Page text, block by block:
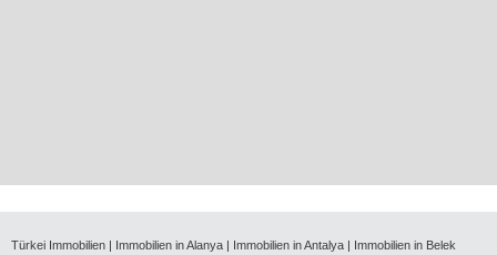
Türkei Immobilien Immobilien in Alanya Immobilien in Antalya
Immobilien in Belek